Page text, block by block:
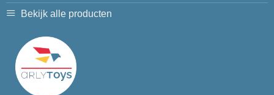
Bekijk alle producten